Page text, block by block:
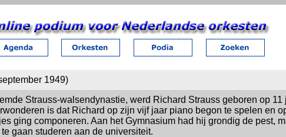
1949)
Strauss-walsendynastie, werd Richard Strauss geboren op
is dat Richard op zijn vijf jaar piano begon te spelen en
ging componeren. Aan het Gymnasium had hij grondig de pest,
gaan studeren aan de universiteit.